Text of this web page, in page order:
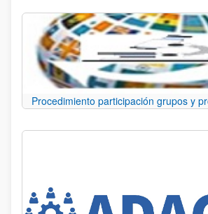
Procedimiento participación grupos y